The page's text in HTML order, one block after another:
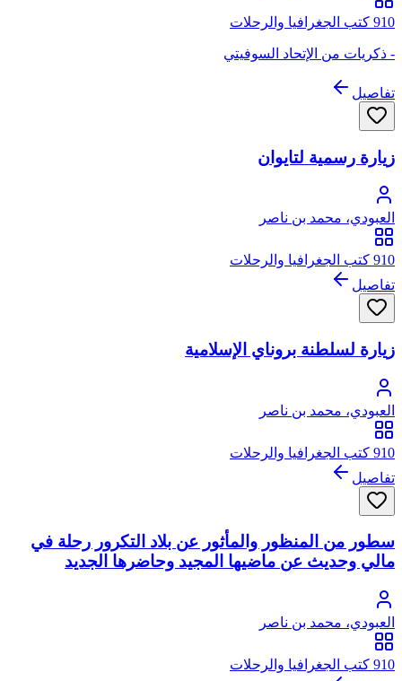
910 كتب الجغرافيا والرحلات
- ذكريات من الإتحاد السوفيتي
تفاصيل
زيارة رسمية لتايوان
العبودي، محمد بن ناصر
910 كتب الجغرافيا والرحلات
تفاصيل
زيارة لسلطنة بروناي الإسلامية
العبودي، محمد بن ناصر
910 كتب الجغرافيا والرحلات
تفاصيل
سطور من المنظور والمأثور عن بلاد التكرور رحلة في
مالي وحديث عن ماضيها المجيد وحاضرها الجديد
العبودي، محمد بن ناصر
910 كتب الجغرافيا والرحلات